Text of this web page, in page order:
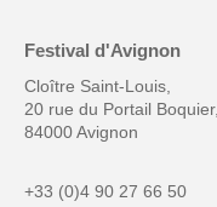
Festival d'Avignon
Cloître Saint-Louis,
20 rue du Portail Boquier,
84000 Avignon
+33 (0)4 90 27 66 50